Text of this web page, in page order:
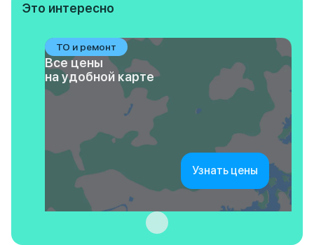
Это интересно
ТО и ремонт
Все цены
на удобной карте
Узнать цены